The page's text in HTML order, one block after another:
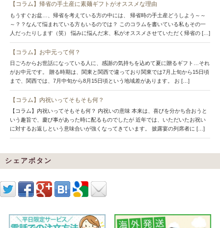
【コラム】帰省の手土産に素麺ギフトがオススメな理由
もうすぐお盆…、帰省を考えている方の中には、 帰省時の手土産どうしよう～～
～？？なんて悩まれている方もいるのでは？ このコラムを書いている私もその一
人だったりします（笑） 悩みに悩んだ末、私がオススメさせていただく帰省の […]
【コラム】お中元って何？
日ごろからお世話になっている人に、感謝の気持ちを込めて夏に贈るギフト…それ
がお中元です。 贈る時期は、関東と関西で違っており関東では7月上旬から15日頃
まで、関西では、7月中旬から8月15日頃という地域差があります。 お […]
【コラム】内祝いってそもそも何？
【コラム】内祝いってそもそも何？ 内祝いの意味 本来は、喜びを分かち合おうと
いう趣旨で、慶び事があった時に配るものでしたが 近年では、いただいたお祝い
に対するお返しという意味合いが強くなってきています。 披露宴の列席者に […]
シェアボタン